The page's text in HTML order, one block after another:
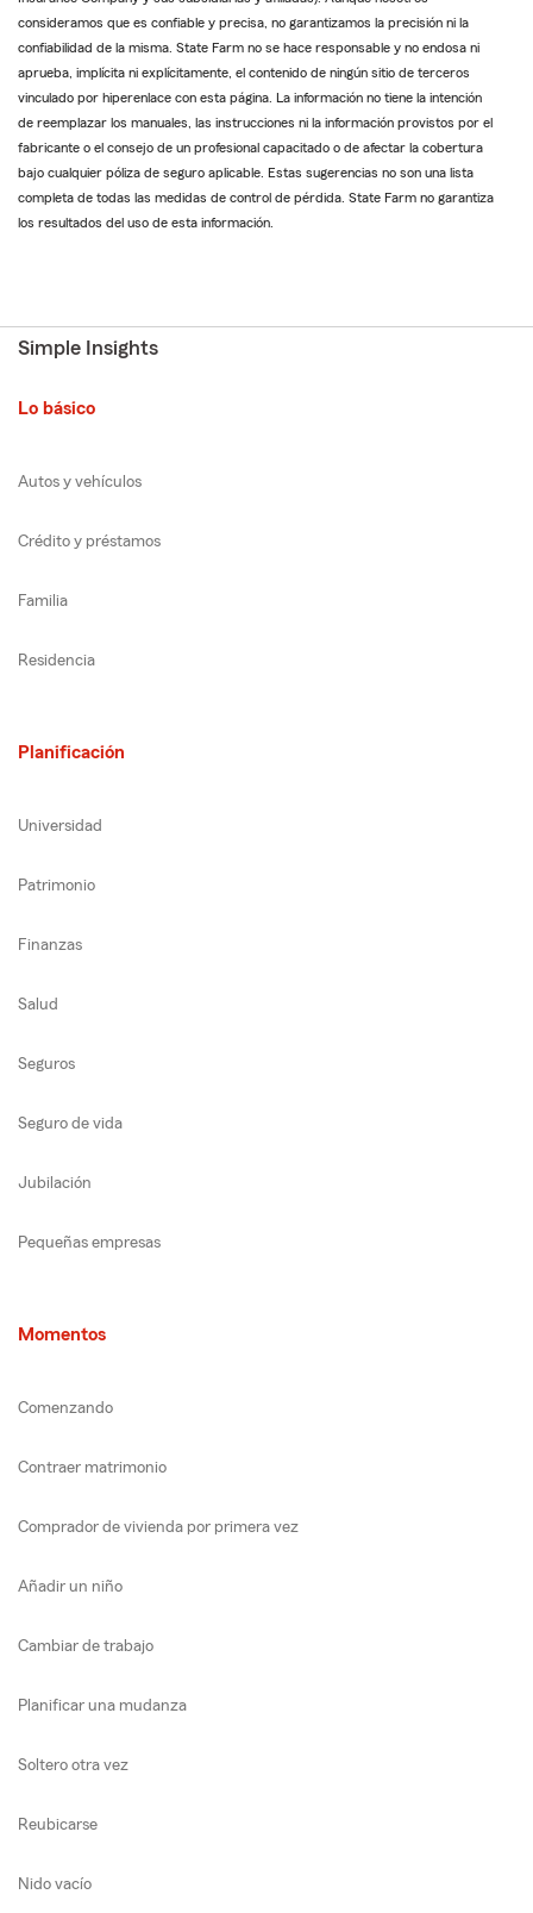
consideramos que es confiable y precisa, no garantizamos la precisión ni la
confiabilidad de la misma. State Farm no se hace responsable y no endosa ni
aprueba, implícita ni explícitamente, el contenido de ningún sitio de terceros
vinculado por hiperenlace con esta página. La información no tiene la intención
de reemplazar los manuales, las instrucciones ni la información provistos por el
fabricante o el consejo de un profesional capacitado o de afectar la cobertura
bajo cualquier póliza de seguro aplicable. Estas sugerencias no son una lista
completa de todas las medidas de control de pérdida. State Farm no garantiza
los resultados del uso de esta información.
Simple Insights
Lo básico
Autos y vehículos
Crédito y préstamos
Familia
Residencia
Planificación
Universidad
Patrimonio
Finanzas
Salud
Seguros
Seguro de vida
Jubilación
Pequeñas empresas
Momentos
Comenzando
Contraer matrimonio
Comprador de vivienda por primera vez
Añadir un niño
Cambiar de trabajo
Planificar una mudanza
Soltero otra vez
Reubicarse
Nido vacío